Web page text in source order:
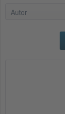
Autor